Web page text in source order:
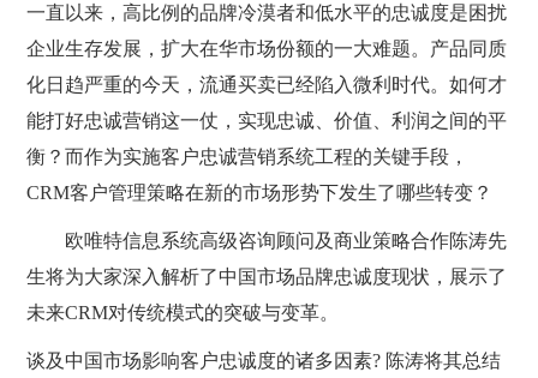
一直以来，高比例的品牌冷漠者和低水平的忠诚度是困扰
企业生存发展，扩大在华市场份额的一大难题。产品同质
化日趋严重的今天，流通买卖已经陷入微利时代。如何才
能打好忠诚营销这一仗，实现忠诚、价值、利润之间的平
衡？而作为实施客户忠诚营销系统工程的关键手段，
CRM客户管理策略在新的市场形势下发生了哪些转变？
欧唯特信息系统高级咨询顾问及商业策略合作陈涛先
生将为大家深入解析了中国市场品牌忠诚度现状，展示了
未来CRM对传统模式的突破与变革。
谈及中国市场影响客户忠诚度的诸多因素? 陈涛将其总结